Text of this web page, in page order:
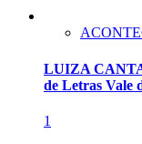
LUIZA
de Letras Vale
1